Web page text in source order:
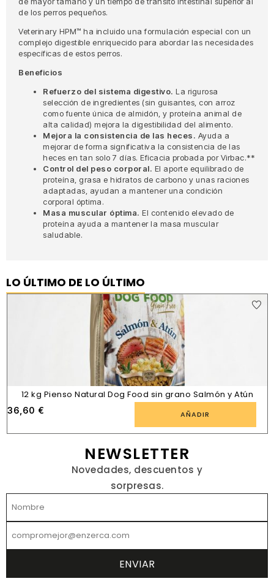
de los perros pequeños.
Veterinary HPM™ ha incluido una formulación especial con un
complejo digestible enriquecido para abordar las necesidades
específicas de estos perros.
Beneficios
Refuerzo del sistema digestivo. La rigurosa
selección de ingredientes (sin guisantes, con arroz
como fuente única de almidón, y proteína animal de
alta calidad) mejora la digestibilidad del alimento.
Mejora la consistencia de las heces. Ayuda a
mejorar de forma significativa la consistencia de las
heces en tan solo 7 días. Eficacia probada por Virbac.**
Control del peso corporal. El aporte equilibrado de
proteína, grasa e hidratos de carbono y unas raciones
adaptadas, ayudan a mantener una condición
corporal óptima.
Masa muscular óptima. El contenido elevado de
proteína ayuda a mantener la masa muscular
saludable.
LO ÚLTIMO DE LO ÚLTIMO
12 kg Pienso Natural Dog Food sin grano Salmón y Atún
36,60 € AÑADIR
NEWSLETTER
Novedades, descuentos y
sorpresas.